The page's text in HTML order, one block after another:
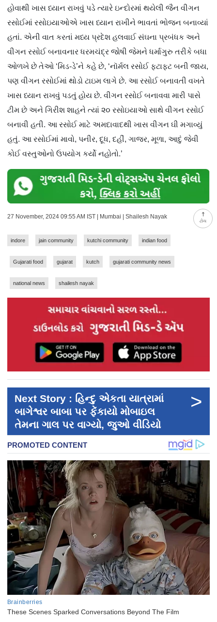
ટોચ
હોવાથી ખાસ ધ્યાન રાખવું પડે ત્યારે ઇન્દોરમાં થયેલી જૈન વીગન
રસોઈમાં રસોઇયાઓએ ખાસ ધ્યાન રાખીને ભાવતાં ભોજન બનાવ્યાં
હતાં. એની વાત કરતાં મધ્ય પ્રદેશ હલવાઈ સંઘના પ્રબંધક અને
વીગન રસોઈ બનાવનાર ધરમચંદ્ર જોષી જેમને ધર્માગુરુ તરીકે બધા
ઓળખે છે તેઓ ‘મિડ-ડે’ને કહે છે, ‘નૉર્મલ રસોઈ ફટાફટ બની જાય,
પણ વીગન રસોઈમાં થોડો ટાઇમ લાગે છે. આ રસોઈ બનાવતી વખતે
ખાસ ધ્યાન રાખવું પડતું હોય છે. વીગન રસોઈ બનાવવા મારી પાસે
ટીમ છે અને ગિરીશ શાહને ત્યાં ૨૦ રસોઇયાઓ સાથે વીગન રસોઈ
બનાવી હતી. આ રસોઈ માટે અમદાવાદથી ખાસ વીગન ઘી મગાવ્યું
હતું. આ રસોઈમાં માવો, પનીર, દૂધ, દહીં, ગાજર, મૂળા, આદું જેવી
કોઈ વસ્તુઓનો ઉપયોગ કર્યો નહોતો.’
27 November, 2024 09:55 AM IST | Mumbai | Shailesh Nayak
indore jain community kutchi community indian food
Gujarati food gujarat kutch gujarati community news
national news shailesh nayak
Next Story : હિન્દુ એકતા યાત્રામાં
બાગેશ્વર બાબા પર ફેંકાયો મોબાઇલ
તેમના ગાલ પર વાગ્યો, જુઓ વીડિયો
>